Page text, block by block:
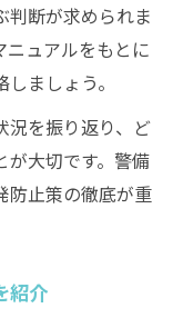
判断が求められま
ニュアルをもとに
ましょう。
況を振り返り、ど
が大切です。警備
防止策の徹底が重
紹介